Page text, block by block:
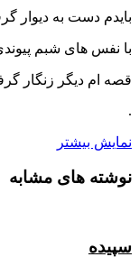
بایدم دست به دیوار
با نفس های شبم
قصه ام دیگر زنگار
.
نمایش بیشتر
نوشته های مشابه
سپیده